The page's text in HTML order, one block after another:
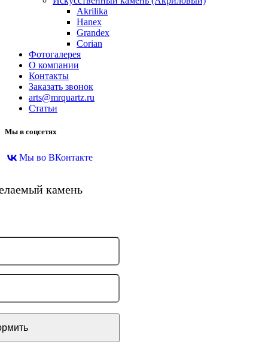
Akrilika
Hanex
Grandex
Corian
Фотогалерея
О компании
Контакты
Заказать звонок
arts@mrquartz.ru
Статьи
Мы в соцсетях
Мы во ВКонтакте
камень